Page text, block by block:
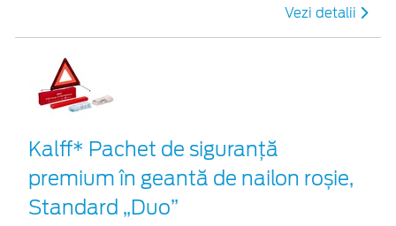
Vezi detalii
Kalff* Pachet de siguranţă
premium în geantă de nailon roșie,
Standard „Duo”